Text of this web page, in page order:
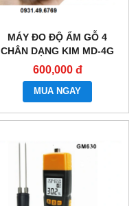
MÁY ĐO ĐỘ ẨM GỖ 4
CHÂN DẠNG KIM MD-4G
600,000 đ
MUA NGAY